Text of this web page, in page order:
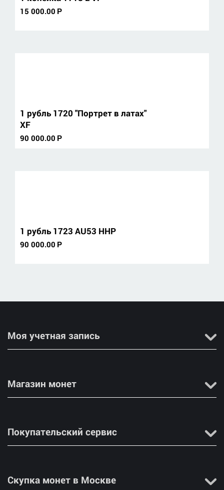
15 000.00 Р
1 рубль 1720 "Портрет в латах"
XF
90 000.00 Р
1 рубль 1723 AU53 ННР
90 000.00 Р
Моя учетная запись
Магазин монет
Покупательский сервис
Скупка монет в Москве